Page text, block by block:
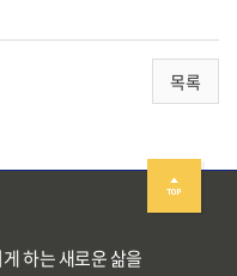
목록
하는 새로운 삶을